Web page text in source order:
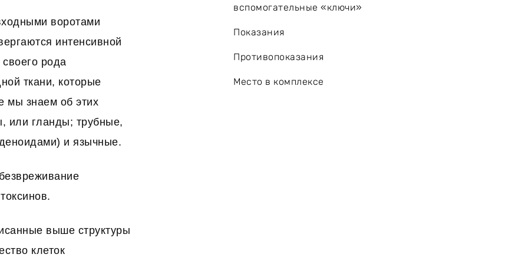
воротами
интенсивной
рода
ткани, которые
мы знаем об этих
или гланды; трубные,
и язычные.
выше структуры
клеток
вспомогательные «ключи»
Показания
Противопоказания
Место в комплексе